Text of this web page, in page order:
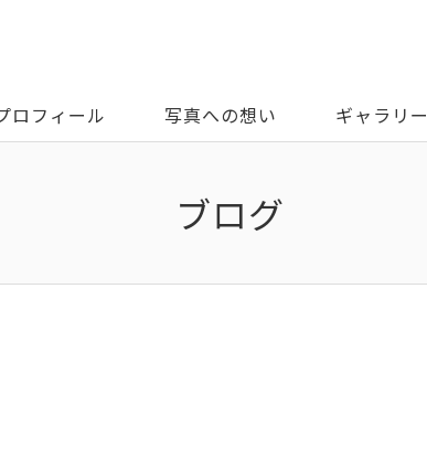
ロフィール 写真への想い ギャラリー
ブログ